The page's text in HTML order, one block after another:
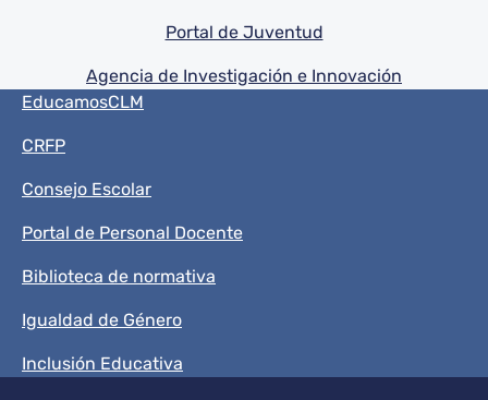
Portal de Juventud
Agencia de Investigación e Innovación
Menú del pie
EducamosCLM
CRFP
Consejo Escolar
Portal de Personal Docente
Biblioteca de normativa
Igualdad de Género
Inclusión Educativa